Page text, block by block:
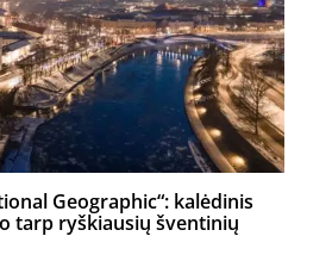
Geographic“: kalėdinis
tarp ryškiausių šventinių